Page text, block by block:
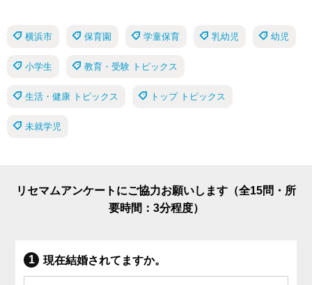
横浜市 保育園 学童保育 乳幼児 幼児
小学生 教育・受験 トピックス
生活・健康 トピックス トップ トピックス
未就学児
リセマムアンケートにご協力お願いします（全15問・所
要時間：3分程度）
現在結婚されてますか。